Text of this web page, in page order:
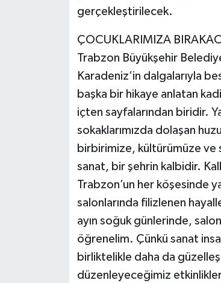
gerçekleştirilecek.
ÇOCUKLARIMIZA
Trabzon Büyükşehir
Karadeniz’in dalgalarıyla
başka bir hikaye anlatan
içten sayfalarından biridir.
sokaklarımızda dolaşan
birbirimize, kültürümüze ve
sanat, bir şehrin kalbidir.
Trabzon’un her köşesinde
salonlarında filizlenen
ayın soğuk günlerinde,
öğrenelim. Çünkü sanat
birliktelikle daha da
düzenleyeceğimiz